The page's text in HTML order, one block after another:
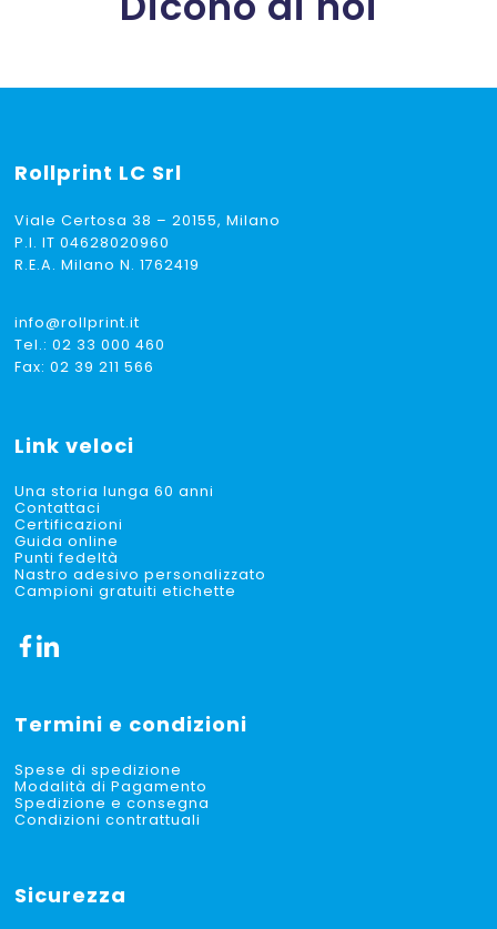
Rollprint LC Srl
Viale Certosa 38 – 20155, Milano
P.I. IT 04628020960
R.E.A. Milano N. 1762419
info@rollprint.it
Tel.:02 33 000 460
Fax: 02 39 211 566
Link veloci
Una storia lunga 60 anni
Contattaci
Certificazioni
Guida online
Punti fedeltà
Nastro adesivo personalizzato
Campioni gratuiti etichette
Termini e condizioni
Spese di spedizione
Modalità di Pagamento
Spedizione e consegna
Condizioni contrattuali
Sicurezza